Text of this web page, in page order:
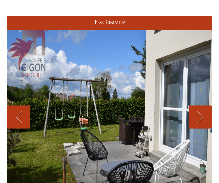
Exclusivité